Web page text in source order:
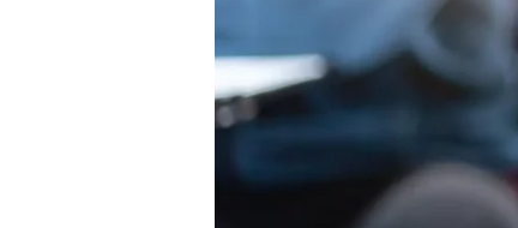
生
发
件？